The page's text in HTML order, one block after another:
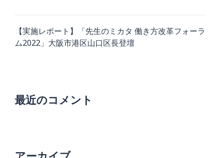
【実施レポート】「先生のミカタ 働き方改革フォーラ
ム2022」大阪市港区山口区長登壇
最近のコメント